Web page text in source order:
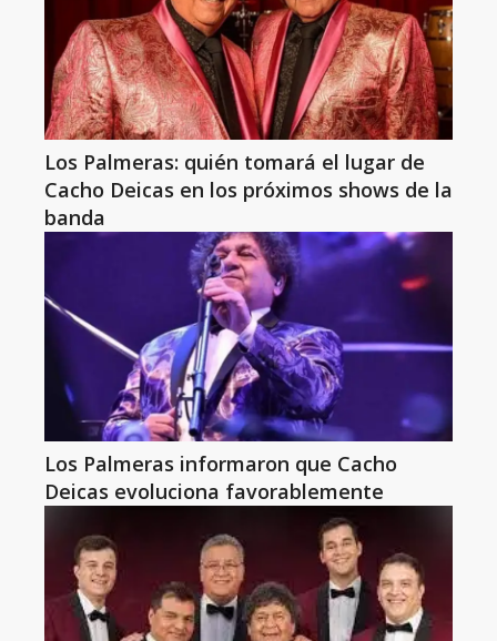
Los Palmeras: quién tomará el lugar de
Cacho Deicas en los próximos shows de la
banda
Los Palmeras informaron que Cacho
Deicas evoluciona favorablemente